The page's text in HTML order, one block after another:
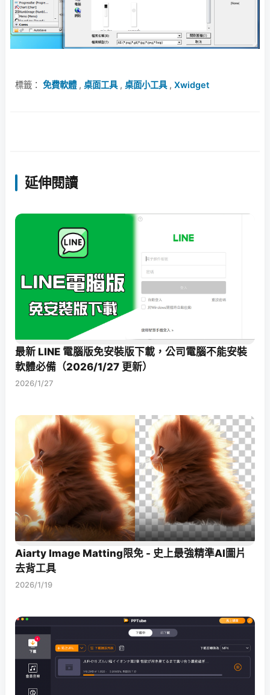
標籤： 免費軟體, 桌面工具, 桌面小工具, Xwidget
延伸閱讀
最新 LINE 電腦版免安裝版下載，公司電腦不能安裝
軟體必備（2026/1/27 更新）
2026/1/27
Aiarty Image Matting限免 - 史上最強精準AI圖片
去背工具
2026/1/19